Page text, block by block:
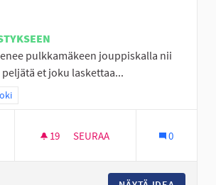
pulkkamäkeen jouppiskalla nii
et joku laskettaa...
mukaan: Läntinen Seinäjoki
19 19 SEURAAJAA
SEURAA 0